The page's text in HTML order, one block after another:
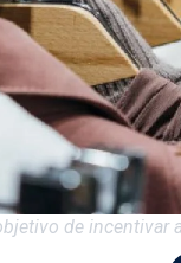
de incentivar